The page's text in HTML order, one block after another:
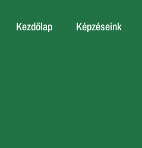
Kezdőlap Képzéseink